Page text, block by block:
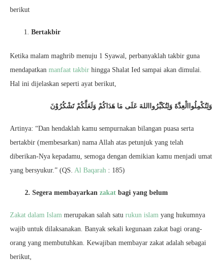
berikut
Bertakbir
Ketika malam maghrib menuju 1 Syawal, perbanyaklah takbir guna
mendapatkan manfaat takbir hingga Shalat Ied sampai akan dimulai.
Hal ini dijelaskan seperti ayat berikut,
وَلِتُكْمِلُواالْعِدَّةَ وَلِتُكَبِّرُوااللهَ عَلَى مَا هَدَاكُمْ وَلَعَلَّكُمْ تَشْكُرُوْنَ
Artinya: “Dan hendaklah kamu sempurnakan bilangan puasa serta
bertakbir (membesarkan) nama Allah atas petunjuk yang telah
diberikan-Nya kepadamu, semoga dengan demikian kamu menjadi umat
yang bersyukur.” (QS. Al Baqarah : 185)
2. Segera membayarkan zakat bagi yang belum
Zakat dalam Islam merupakan salah satu rukun islam yang hukumnya
wajib untuk dilaksanakan. Banyak sekali kegunaan zakat bagi orang-
orang yang membutuhkan. Kewajiban membayar zakat adalah sebagai
berikut,